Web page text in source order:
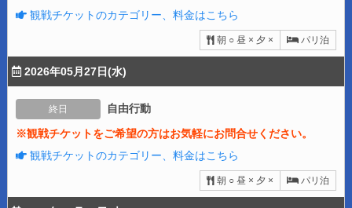
観戦チケットのカテゴリー、料金はこちら
パリ泊
朝 ○ 昼 × 夕 ×
2026年05月27日(水)
終日
自由行動
※観戦チケットをご希望の方はお気軽にお問合せください。
観戦チケットのカテゴリー、料金はこちら
パリ泊
朝 ○ 昼 × 夕 ×